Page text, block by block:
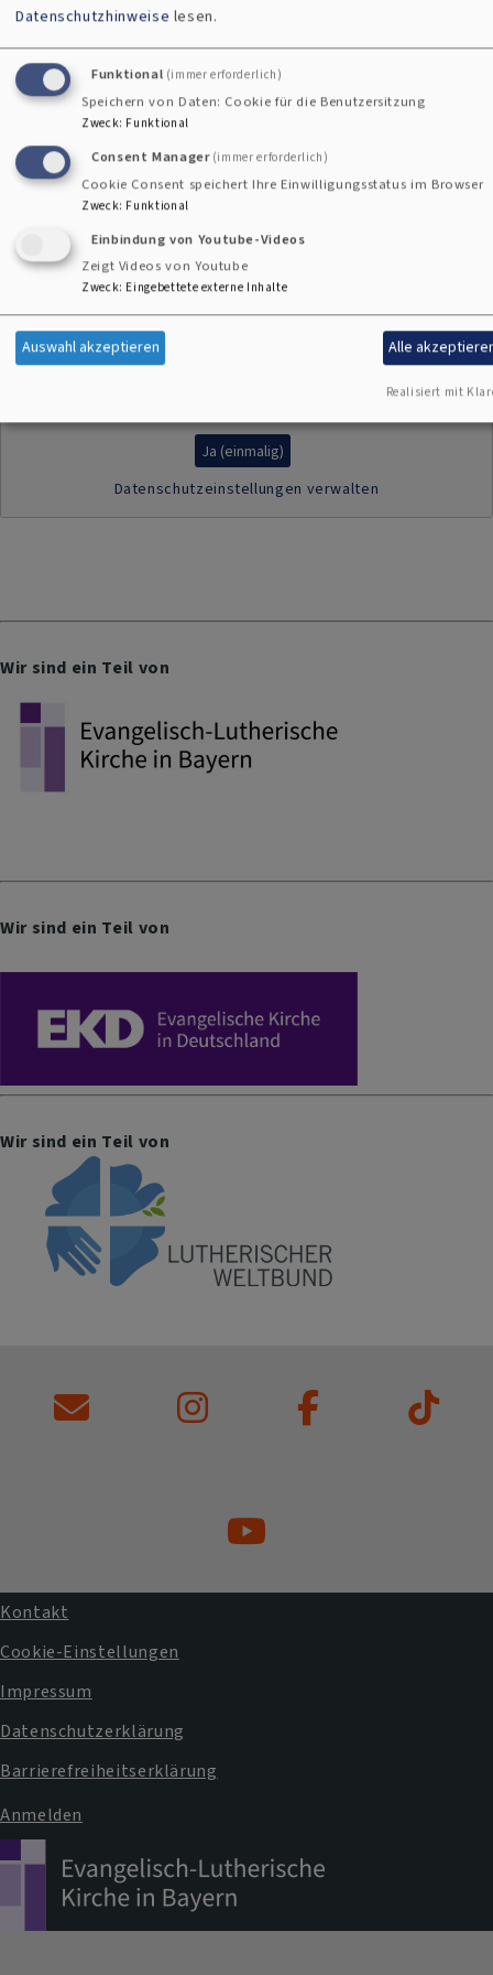
Weitere Infos und Pilgerangebote im Dekanat
Pilgern – Bewegung für Geist und Seele
Video: Einladung zum
Pilgern
Ja (einmalig)
Datenschutzeinstellungen verwalten
Wir sind ein Teil von
Wir sind ein Teil von
Wir sind ein Teil von
Fußbereichsmenü
Kontakt
Cookie-Einstellungen
Impressum
Datenschutzerklärung
Barrierefreiheitserklärung
Benutzermenü
Anmelden
Datenschutzhinweise lesen.
Funktional (immer erforderlich)
Speichern von Daten: Cookie für die Benutzersitzung
Zweck: Funktional
Consent Manager (immer erforderlich)
Cookie Consent speichert Ihre Einwilligungsstatus im Browser
Zweck: Funktional
Einbindung von Youtube-Videos
Zeigt Videos von Youtube
Zweck: Eingebettete externe Inhalte
Auswahl akzeptieren Alle
Realisiert mit